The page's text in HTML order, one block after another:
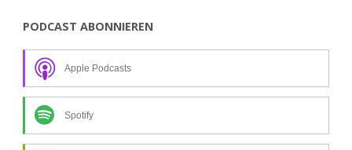
Tausend
PODCAST ABONNIEREN
Apple Podcasts
Spotify